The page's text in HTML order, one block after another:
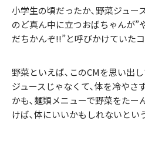
小学生の頃だったか､野菜ジュー
のど真ん中に立つおばちゃんが”
だちかんぞ!!”と呼びかけていた
野菜といえば､このCMを思い出
ジュースじゃなくて､体を冷やさ
かも､麺類メニューで野菜をたー
けば､体にいいかもしれないとい